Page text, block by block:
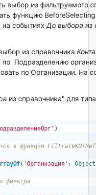
выбор из фильтруемого
функцию
событиях До выбора из
из справочника
по Подразделению
по Организации. На
из справочника" для
)
в функции
( 'Организация' ; Object
фильтра